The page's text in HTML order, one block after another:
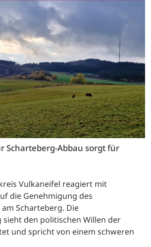
Scharteberg-Abbau sorgt für
Vulkaneifel reagiert mit
die Genehmigung des
Scharteberg. Die
sieht den politischen Willen der
und spricht von einem schweren